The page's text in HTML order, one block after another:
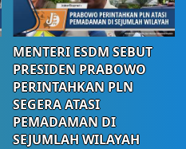
MENTERI ESDM SEBUT
PRESIDEN PRABOWO
PERINTAHKAN PLN
SEGERA ATASI
PEMADAMAN DI
SEJUMLAH WILAYAH